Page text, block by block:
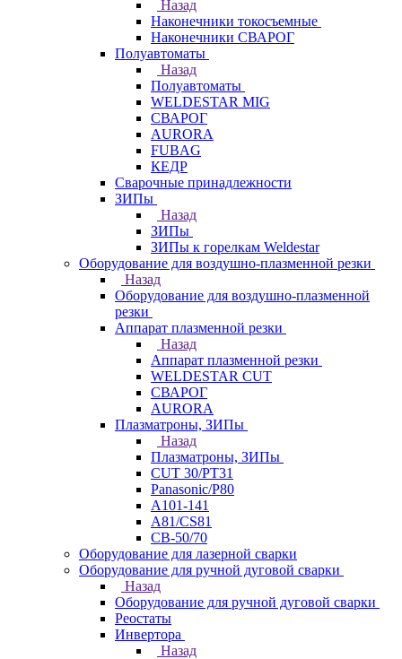
Назад
Наконечники токосъемные
Наконечники СВАРОГ
Полуавтоматы
Назад
Полуавтоматы
WELDESTAR MIG
СВАРОГ
AURORA
FUBAG
КЕДР
Сварочные принадлежности
ЗИПы
Назад
ЗИПы
ЗИПы к горелкам Weldestar
Оборудование для воздушно-плазменной резки
Назад
Оборудование для воздушно-плазменной
резки
Аппарат плазменной резки
Назад
Аппарат плазменной резки
WELDESTAR CUT
СВАРОГ
AURORA
Плазматроны, ЗИПы
Назад
Плазматроны, ЗИПы
CUT 30/PT31
Panasonic/P80
А101-141
А81/CS81
СВ-50/70
Оборудование для лазерной сварки
Оборудование для ручной дуговой сварки
Назад
Оборудование для ручной дуговой сварки
Реостаты
Инвертора
Назад